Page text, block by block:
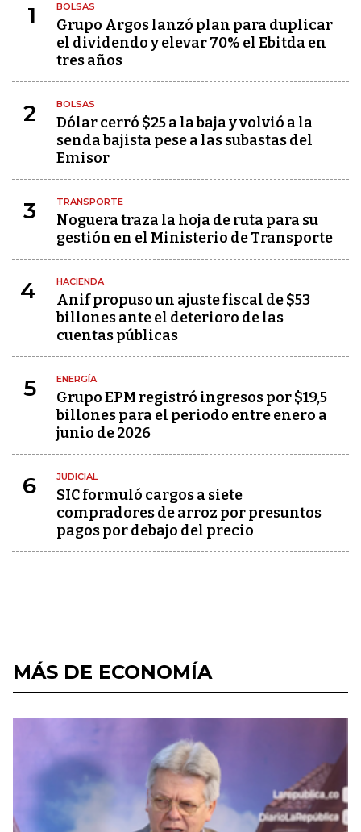
1 BOLSAS
Grupo Argos lanzó plan para duplicar
el dividendo y elevar 70% el Ebitda en
tres años
2 BOLSAS
Dólar cerró $25 a la baja y volvió a la
senda bajista pese a las subastas del
Emisor
3 TRANSPORTE
Noguera traza la hoja de ruta para su
gestión en el Ministerio de Transporte
4 HACIENDA
Anif propuso un ajuste fiscal de $53
billones ante el deterioro de las
cuentas públicas
5 ENERGÍA
Grupo EPM registró ingresos por $19,5
billones para el periodo entre enero a
junio de 2026
6 JUDICIAL
SIC formuló cargos a siete
compradores de arroz por presuntos
pagos por debajo del precio
MÁS DE ECONOMÍA